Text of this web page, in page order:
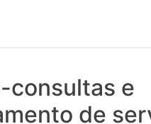
consultas e
de